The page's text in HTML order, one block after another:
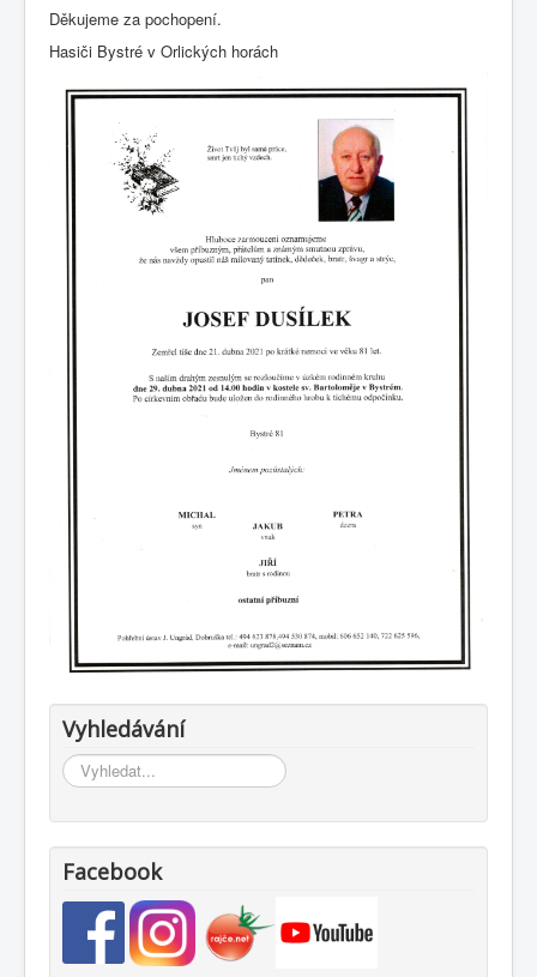
Děkujeme za pochopení.
Hasiči Bystré v Orlických horách
Vyhledávání
Vyhledávání...
Facebook